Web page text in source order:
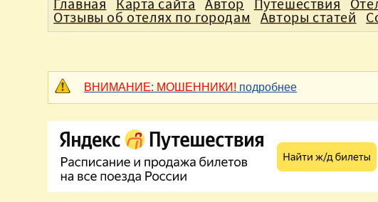
ВНИМАНИЕ: МОШЕННИКИ! подробнее
Главная Карта сайта Автор Путешествия
Отзывы об отелях по городам Авторы статей